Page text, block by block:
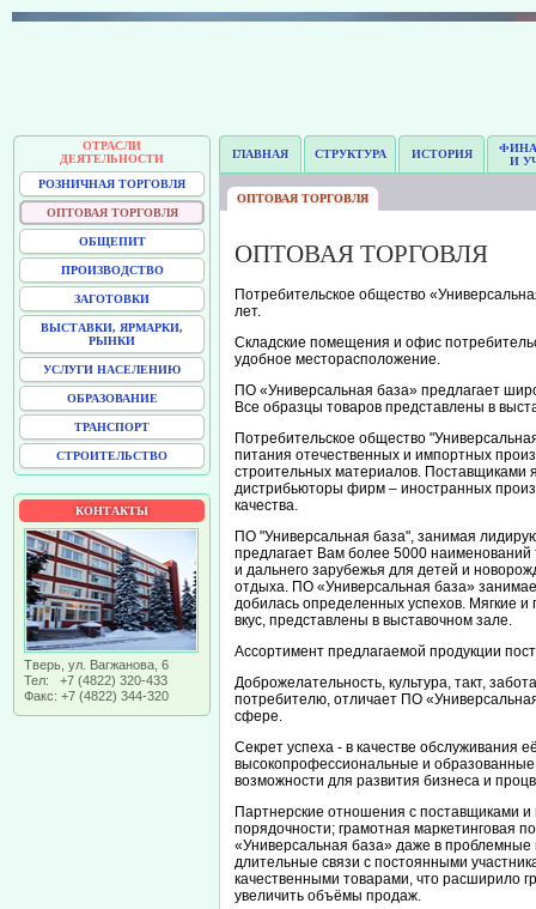
ОТРАСЛИ
ДЕЯТЕЛЬНОСТИ
РОЗНИЧНАЯ ТОРГОВЛЯ
ОПТОВАЯ ТОРГОВЛЯ
ОБЩЕПИТ
ПРОИЗВОДСТВО
ЗАГОТОВКИ
ВЫСТАВКИ, ЯРМАРКИ,
РЫНКИ
УСЛУГИ НАСЕЛЕНИЮ
ОБРАЗОВАНИЕ
ТРАНСПОРТ
СТРОИТЕЛЬСТВО
КОНТАКТЫ
Тверь, ул. Вагжанова, 6
Тел: +7 (4822) 320-433
Факс: +7 (4822) 344-320
ГЛАВНАЯ СТРУКТУРА ИСТОРИЯ
И
ОПТОВАЯ ТОРГОВЛЯ
ОПТОВАЯ ТОРГОВЛЯ
Потребительское общество
лет.
Складские помещения и офис
удобное месторасположение.
ПО «Универсальная база» предлагает
Все образцы товаров представлены в
Потребительское общество
питания отечественных и импортных
строительных материалов. Поставщиками
дистрибьюторы фирм – иностранных
качества.
ПО "Универсальная база", занимая
предлагает Вам более 5000 наименований
и дальнего зарубежья для детей и
отдыха. ПО «Универсальная база»
добилась определенных успехов. Мягкие
вкус, представлены в выставочном зале.
Ассортимент предлагаемой продукции
Доброжелательность, культура, такт,
потребителю, отличает ПО
сфере.
Секрет успеха - в качестве обслуживания
высокопрофессиональные и
возможности для развития бизнеса и
Партнерские отношения с поставщиками
порядочности; грамотная маркетинговая
«Универсальная база» даже в проблемные
длительные связи с постоянными
качественными товарами, что расширило
увеличить объёмы продаж.